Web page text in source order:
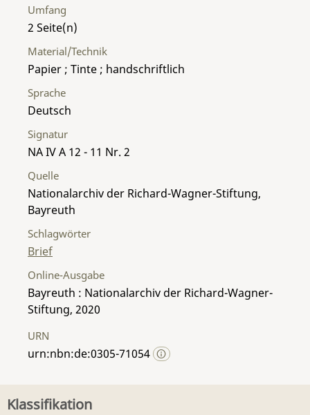
Umfang
2
Material/Technik
Papier ; Tinte ; handschriftlich
Sprache
Deutsch
Signatur
NA IV A 12 - 11 Nr. 2
Quelle
Nationalarchiv der Richard-Wagner-Stiftung,
Bayreuth
Schlagwörter
Brief
Online-Ausgabe
Bayreuth : Nationalarchiv der Richard-Wagner-
Stiftung, 2020
URN
urn:nbn:de:0305-71054
Klassifikation